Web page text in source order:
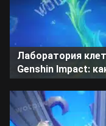
Лаборатория
Genshin Impact:
подношения